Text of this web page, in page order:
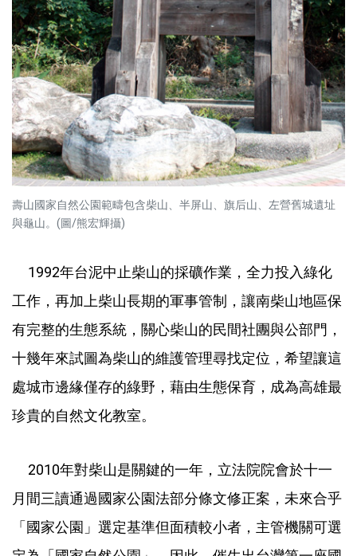
壽山國家自然公園範疇包含柴山、半屏山、旗后山、左營舊城遺址
與龜山。(圖/熊宏輝攝)
1992年台泥中止柴山的採礦作業，全力投入綠化
工作，再加上柴山長期的軍事管制，讓南柴山地區保
有完整的生態系統，關心柴山的民間社團與公部門，
十幾年來試圖為柴山的維護管理尋找定位，希望讓這
處城市邊緣僅存的綠野，藉由生態保育，成為高雄最
珍貴的自然文化教室。
2010年對柴山是關鍵的一年，立法院院會於十一
月間三讀通過國家公園法部分條文修正案，未來合乎
「國家公園」選定基準但面積較小者，主管機關可選